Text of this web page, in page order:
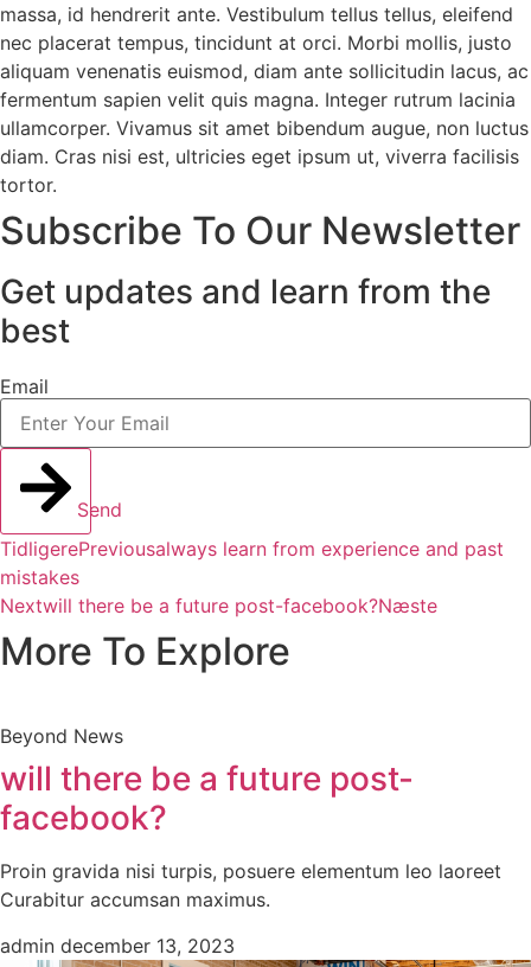
massa, id hendrerit ante. Vestibulum tellus tellus, eleifend
nec placerat tempus, tincidunt at orci. Morbi mollis, justo
aliquam venenatis euismod, diam ante sollicitudin lacus, ac
fermentum sapien velit quis magna. Integer rutrum lacinia
ullamcorper. Vivamus sit amet bibendum augue, non luctus
diam. Cras nisi est, ultricies eget ipsum ut, viverra facilisis
tortor.
Subscribe To Our Newsletter
Get updates and learn from the
best
Email
Send
TidligerePreviousalways learn from experience and past
mistakes
Nextwill there be a future post-facebook?Næste
More To Explore
Beyond News
will there be a future post-
facebook?
Proin gravida nisi turpis, posuere elementum leo laoreet
Curabitur accumsan maximus.
admin december 13, 2023